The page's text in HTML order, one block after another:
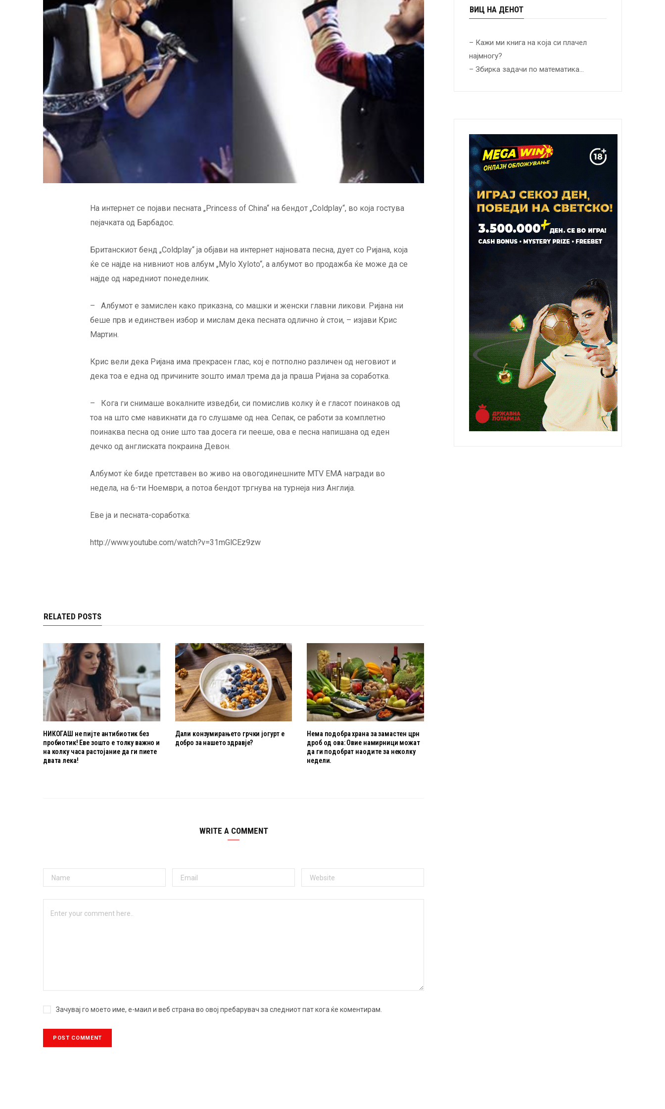
На интернет се појави песната „Princess of China“ на бендот „Coldplay“, во која гостува
пејачката од Барбадос.
Британскиот бенд „Coldplay“ ја објави на интернет најновата песна, дует со Ријана, која
ќе се најде на нивниот нов албум „Mylo Xyloto“, а албумот во продажба ќе може да се
најде од наредниот понеделник.
– Албумот е замислен како приказна, со машки и женски главни ликови. Ријана ни
беше прв и единствен избор и мислам дека песната одлично ѝ стои, – изјави Крис
Мартин.
Крис вели дека Ријана има прекрасен глас, кој е потполно различен од неговиот и
дека тоа е една од причините зошто имал трема да ја праша Ријана за соработка.
– Кога ги снимаше вокалните изведби, си помислив колку ѝ е гласот поинаков од
тоа на што сме навикнати да го слушаме од неа. Сепак, се работи за комплетно
поинаква песна од оние што таа досега ги пееше, ова е песна напишана од еден
дечко од англиската покраина Девон.
Албумот ќе биде претставен во живо на овогодинешните MTV EMA награди во
недела, на 6-ти Ноември, а потоа бендот тргнува на турнеја низ Англија.
Еве ја и песната-соработка:
http://www.youtube.com/watch?v=31mGlCEz9zw
RELATED POSTS
НИКОГАШ не пијте антибиотик без
пробиотик! Еве зошто е толку важно и
на колку часа растојание да ги пиете
двата лека!
Дали конзумирањето грчки јогурт е
добро за нашето здравје?
Нема подобра храна за замастен црн
дроб од ова: Овие намирници можат
да ги подобрат наодите за неколку
недели.
WRITE A COMMENT
Зачувај го моето име, е-маил и веб страна во овој пребарувач за следниот пат кога ќе коментирам.
ВИЦ НА ДЕНОТ
– Кажи ми книга на која си плачел
најмногу?
– Збирка задачи по математика…